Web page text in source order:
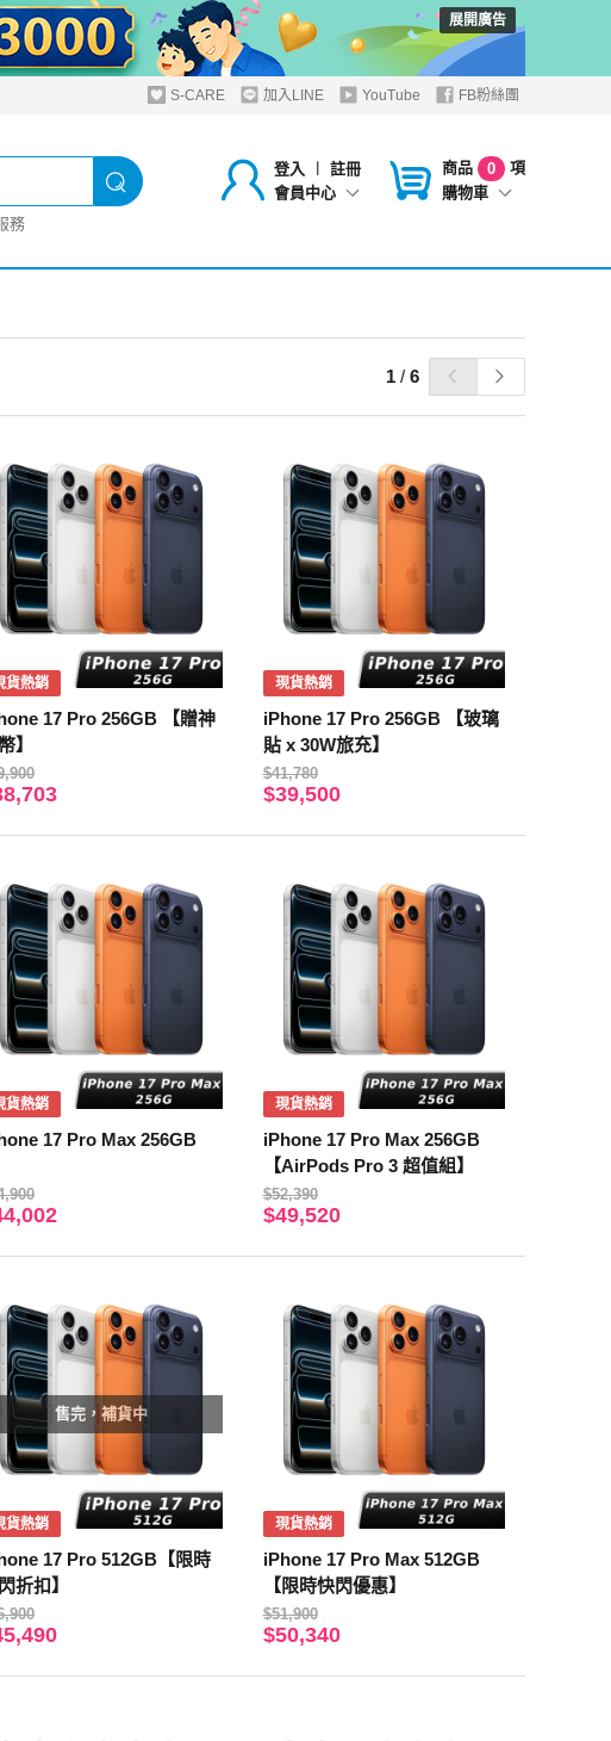
展開廣告
S-CARE 加入LINE YouTube FB粉絲團
登入 ︱
註冊
會員中心
商品 0
項
購物車
務
1 / 6
貨熱銷
17 Pro 256GB 【贈神
】
現貨熱銷
iPhone 17 Pro 256GB 【玻璃
貼 x 30W旅充】
$41,780
$39,500
貨熱銷
17 Pro Max 256GB
現貨熱銷
iPhone 17 Pro Max 256GB
【AirPods Pro 3 超值組】
$52,390
$49,520
售完，補貨中
貨熱銷
17 Pro 512GB【限時
折扣】
現貨熱銷
iPhone 17 Pro Max 512GB
【限時快閃優惠】
$51,900
$50,340